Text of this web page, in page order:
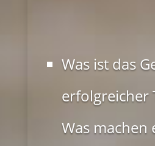
Was ist das
erfolgreicher
Was